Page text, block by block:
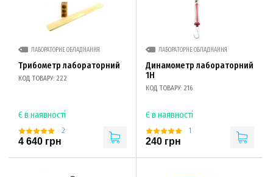
ЛАБОРАТОРНЕ ОБЛАДНАННЯ
Трибометр лабораторний
КОД ТОВАРУ: 222
Є в наявності
2
4 640 грн
ЛАБОРАТОРНЕ ОБЛАДНАННЯ
Динамометр лабораторний
1Н
КОД ТОВАРУ: 216
Є в наявності
1
240 грн